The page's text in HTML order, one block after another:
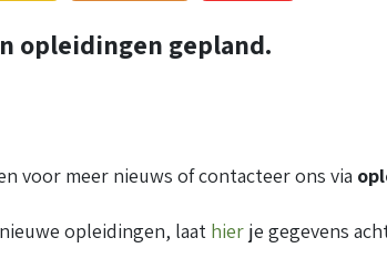
opleidingen gepland.
voor meer nieuws of contacteer ons via
opleidingen, laat hier je gegevens